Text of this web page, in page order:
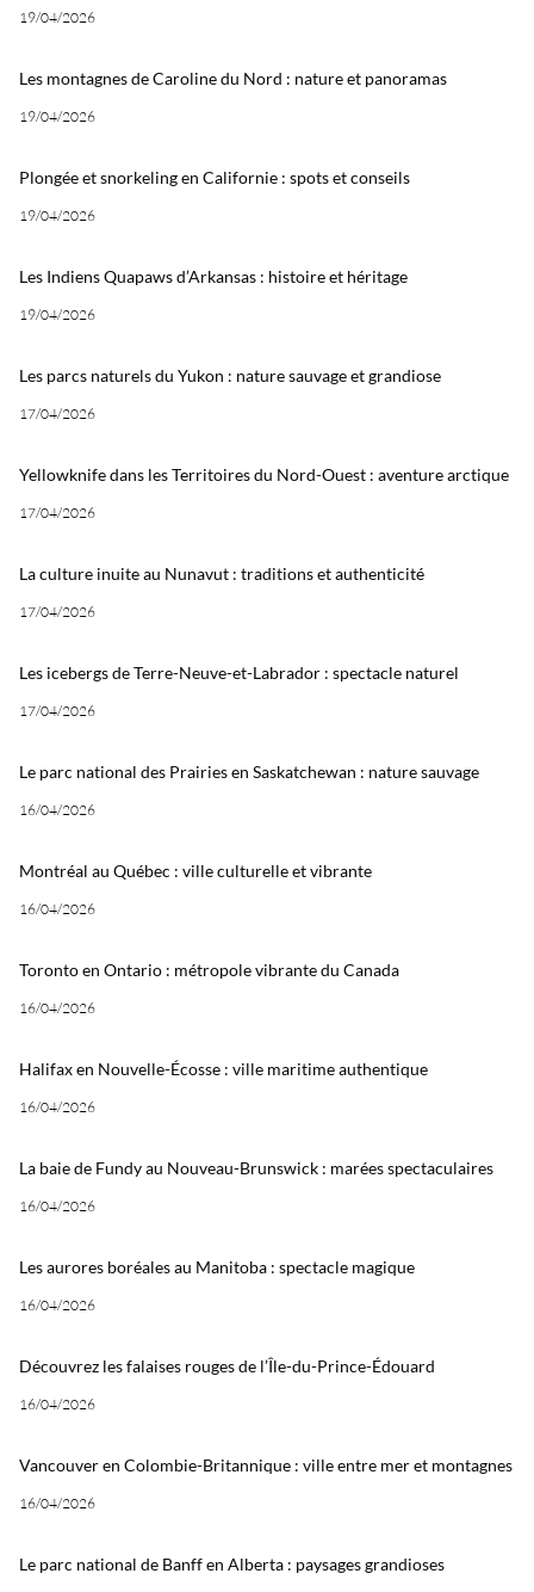
19/04/2026
Les montagnes de Caroline du Nord : nature et panoramas
19/04/2026
Plongée et snorkeling en Californie : spots et conseils
19/04/2026
Les Indiens Quapaws d’Arkansas : histoire et héritage
19/04/2026
Les parcs naturels du Yukon : nature sauvage et grandiose
17/04/2026
Yellowknife dans les Territoires du Nord-Ouest : aventure arctique
17/04/2026
La culture inuite au Nunavut : traditions et authenticité
17/04/2026
Les icebergs de Terre-Neuve-et-Labrador : spectacle naturel
17/04/2026
Le parc national des Prairies en Saskatchewan : nature sauvage
16/04/2026
Montréal au Québec : ville culturelle et vibrante
16/04/2026
Toronto en Ontario : métropole vibrante du Canada
16/04/2026
Halifax en Nouvelle-Écosse : ville maritime authentique
16/04/2026
La baie de Fundy au Nouveau-Brunswick : marées spectaculaires
16/04/2026
Les aurores boréales au Manitoba : spectacle magique
16/04/2026
Découvrez les falaises rouges de l’Île-du-Prince-Édouard
16/04/2026
Vancouver en Colombie-Britannique : ville entre mer et montagnes
16/04/2026
Le parc national de Banff en Alberta : paysages grandioses